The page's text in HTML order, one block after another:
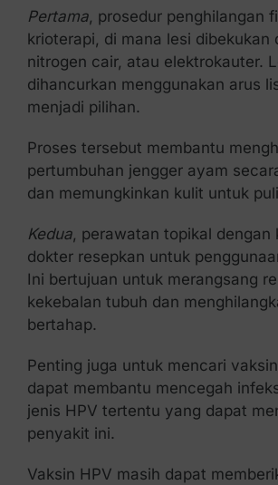
Pertama, prosedur penghilangan
krioterapi, di mana lesi dibekukan
nitrogen cair, atau elektrokauter.
dihancurkan menggunakan arus
menjadi pilihan.
Proses tersebut membantu
pertumbuhan jengger ayam
dan memungkinkan kulit untuk
Kedua, perawatan topikal dengan
dokter resepkan untuk
Ini bertujuan untuk merangsang
kekebalan tubuh dan
bertahap.
Penting juga untuk mencari
dapat membantu mencegah
jenis HPV tertentu yang dapat
penyakit ini.
Vaksin HPV masih dapat